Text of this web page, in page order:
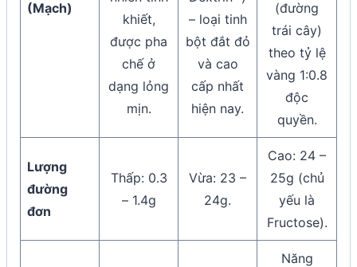
(Mạch)
khiết,
được pha
chế ở
dạng lỏng
mịn.
– loại tinh
bột đắt đỏ
và cao
cấp nhất
hiện nay.
(đường
trái cây)
theo tỷ lệ
vàng 1:0.8
độc
quyền.
Lượng
đường
đơn
Thấp: 0.3
– 1.4g
Vừa: 23 –
24g.
Cao: 24 –
25g (chủ
yếu là
Fructose).
Năng